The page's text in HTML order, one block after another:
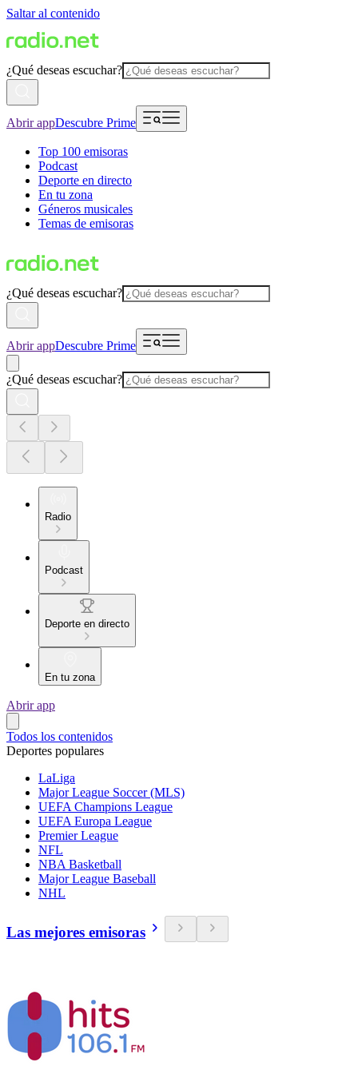
Saltar al contenido
¿Qué deseas escuchar?
Abrir appDescubre Prime
Top 100 emisoras
Podcast
Deporte en directo
En tu zona
Géneros musicales
Temas de emisoras
¿Qué deseas escuchar?
Abrir appDescubre Prime
¿Qué deseas escuchar?
Radio
Podcast
Deporte en directo
En tu zona
Abrir app
Todos los contenidos
Deportes populares
LaLiga
Major League Soccer (MLS)
UEFA Champions League
UEFA Europa League
Premier League
NFL
NBA Basketball
Major League Baseball
NHL
Las mejores emisoras